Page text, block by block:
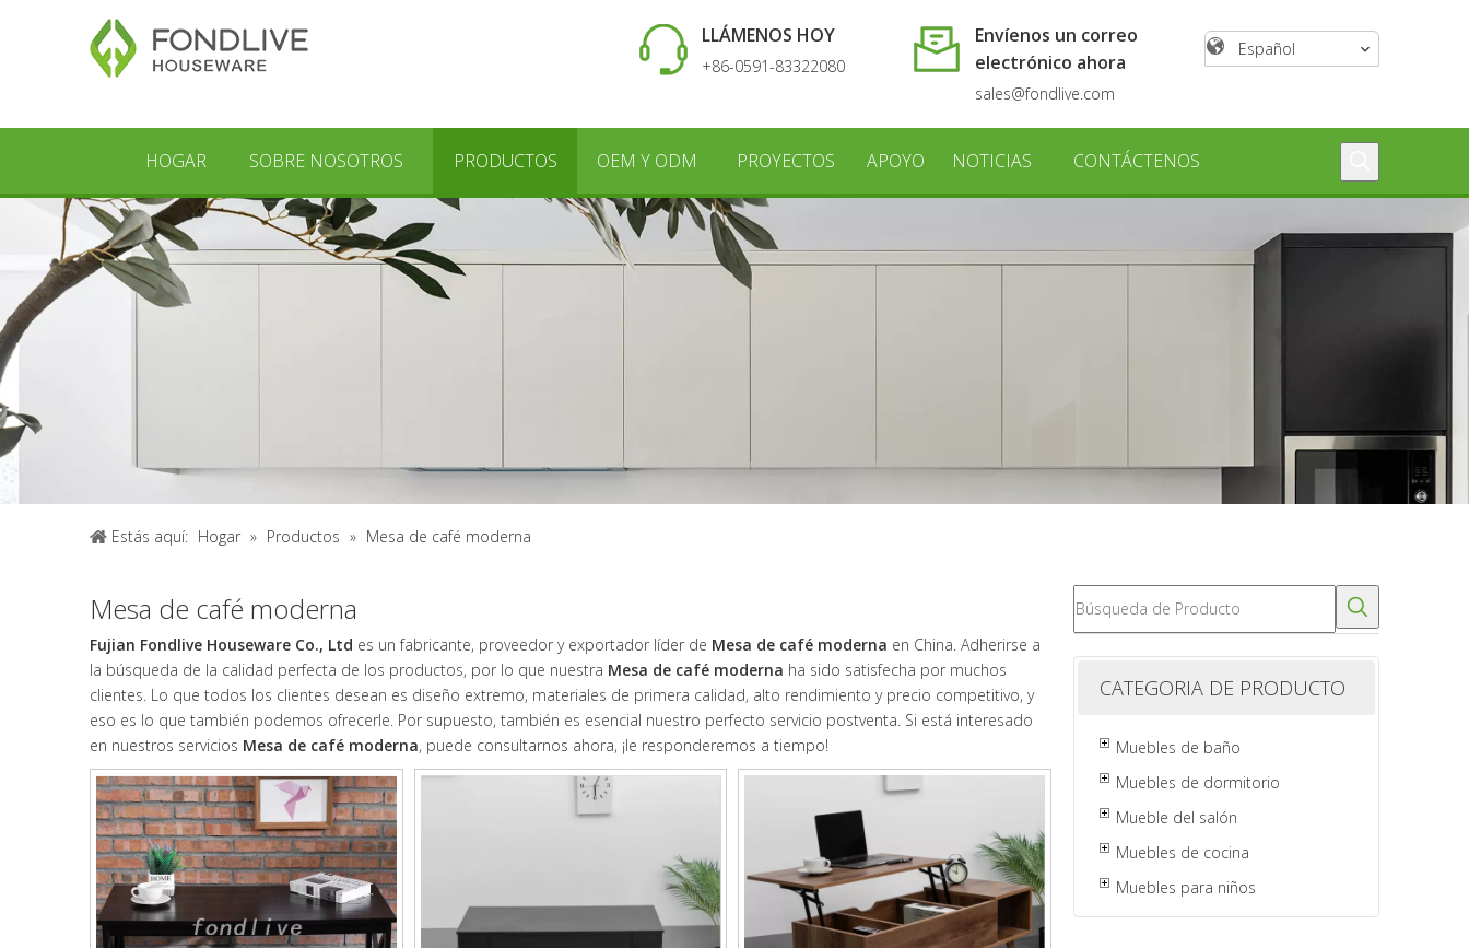
LLÁMENOS HOY
+86-0591-83322080
Envíenos un correo
electrónico ahora
sales@fondlive.com
Español
HOGAR SOBRE NOSOTROS PRODUCTOS OEM Y ODM PROYECTOS APOYO NOTICIAS CONTÁCTENOS
Estás aquí: Hogar » Productos » Mesa de café moderna
Mesa de café moderna
Fujian Fondlive Houseware Co., Ltd es un fabricante, proveedor y exportador líder de Mesa de café moderna en China. Adherirse a
la búsqueda de la calidad perfecta de los productos, por lo que nuestra Mesa de café moderna ha sido satisfecha por muchos
clientes. Lo que todos los clientes desean es diseño extremo, materiales de primera calidad, alto rendimiento y precio competitivo, y
eso es lo que también podemos ofrecerle. Por supuesto, también es esencial nuestro perfecto servicio postventa. Si está interesado
en nuestros servicios Mesa de café moderna, puede consultarnos ahora, ¡le responderemos a tiempo!
CATEGORIA DE PRODUCTO
Muebles de baño
Muebles de dormitorio
Mueble del salón
Muebles de cocina
Muebles para niños